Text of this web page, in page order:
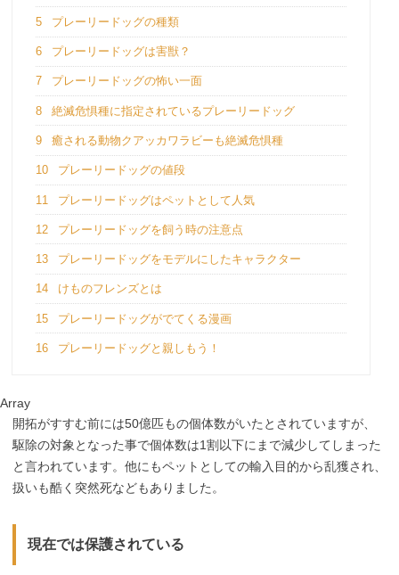
5 プレーリードッグの種類
6 プレーリードッグは害獣？
7 プレーリードッグの怖い一面
8 絶滅危惧種に指定されているプレーリードッグ
9 癒される動物クアッカワラビーも絶滅危惧種
10 プレーリードッグの値段
11 プレーリードッグはペットとして人気
12 プレーリードッグを飼う時の注意点
13 プレーリードッグをモデルにしたキャラクター
14 けものフレンズとは
15 プレーリードッグがでてくる漫画
16 プレーリードッグと親しもう！
Array
開拓がすすむ前には50億匹もの個体数がいたとされていますが、
駆除の対象となった事で個体数は1割以下にまで減少してしまった
と言われています。他にもペットとしての輸入目的から乱獲され、
扱いも酷く突然死などもありました。
現在では保護されている